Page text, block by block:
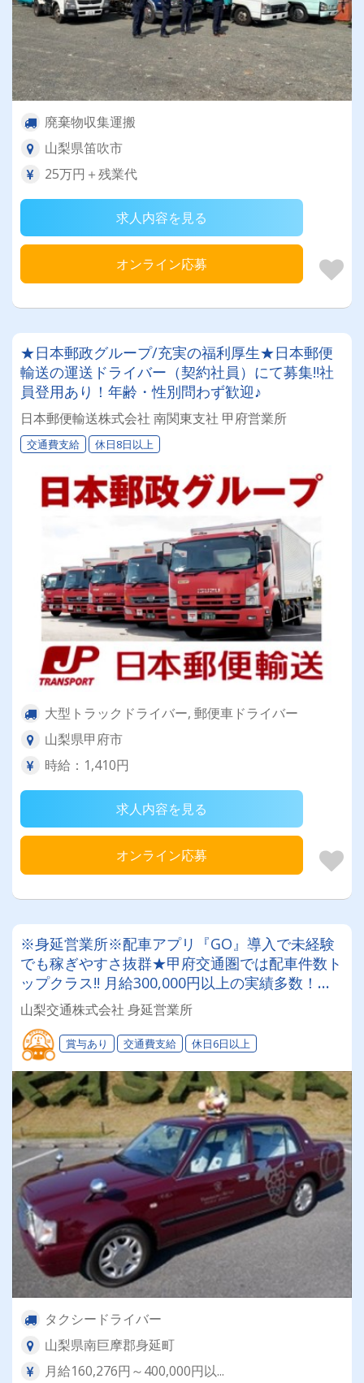
廃棄物収集運搬
山梨県笛吹市
25万円＋残業代
求人内容を見る
オンライン応募
★日本郵政グループ/充実の福利厚生★日本郵便
輸送の運送ドライバー（契約社員）にて募集‼社
員登用あり！年齢・性別問わず歓迎♪
日本郵便輸送株式会社 南関東支社 甲府営業所
交通費支給 休日8日以上
大型トラックドライバー, 郵便車ドライバー
山梨県甲府市
時給：1,410円
求人内容を見る
オンライン応募
※身延営業所※配車アプリ『GO』導入で未経験
でも稼ぎやすさ抜群★甲府交通圏では配車件数ト
ップクラス!! 月給300,000円以上の実績多数！タ
クシードライバー挑戦してみませんか？
山梨交通株式会社 身延営業所
賞与あり 交通費支給 休日6日以上
タクシードライバー
山梨県南巨摩郡身延町
月給160,276円～400,000円以...